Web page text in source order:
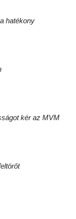
hatékony
kér az MVM